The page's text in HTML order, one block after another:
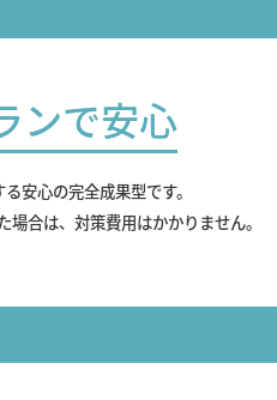
ンで安心
安心の完全成果型です。
合は、対策費用はかかりません。